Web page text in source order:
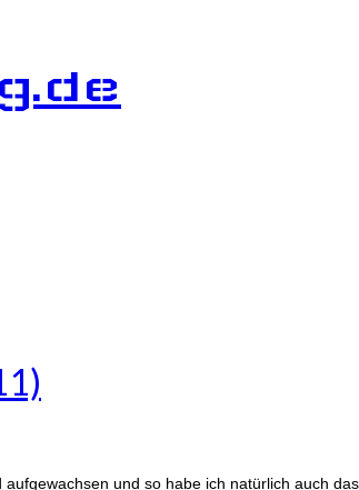
und so habe ich natürlich auch